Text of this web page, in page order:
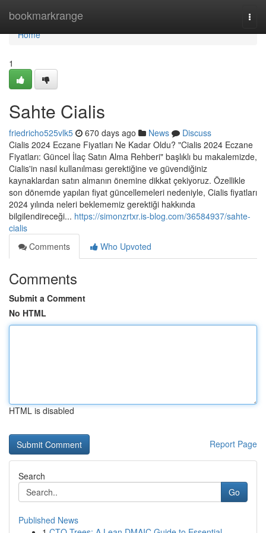
bookmarkrange
Home
Home
1
Sahte Cialis
friedricho525vlk5 670 days ago News
Discuss
Cialis 2024 Eczane Fiyatları Ne Kadar Oldu? "Cialis 2024 Eczane
Fiyatları: Güncel İlaç Satın Alma Rehberi" başlıklı bu makalemizde,
Cialis'in nasıl kullanılması gerektiğine ve güvendiğiniz
kaynaklardan satın almanın önemine dikkat çekiyoruz. Özellikle
son dönemde yapılan fiyat güncellemeleri nedeniyle, Cialis fiyatları
2024 yılında neleri beklememiz gerektiği hakkında
bilgilendireceği... https://simonzrtxr.is-blog.com/36584937/sahte-
cialis
Comments
Who Upvoted
Comments
Submit a Comment
No HTML
HTML is disabled
Report Page
Search
Go
Published News